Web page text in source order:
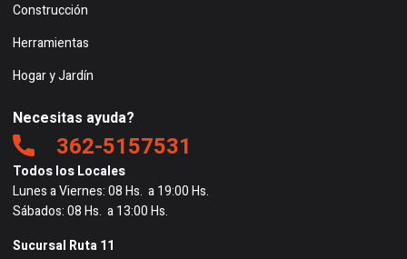
Construcción
Herramientas
Hogar y Jardín
Necesitas ayuda?
362-5157531
Todos los Locales
Lunes a Viernes: 08 Hs. a 19:00 Hs.
Sábados: 08 Hs. a 13:00 Hs.
Sucursal Ruta 11